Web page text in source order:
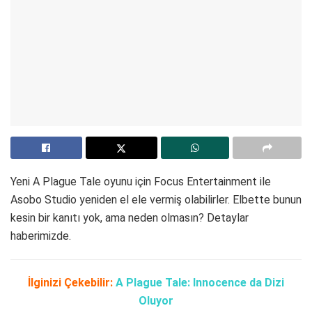
Yeni A Plague Tale oyunu için Focus Entertainment ile
Asobo Studio yeniden el ele vermiş olabilirler. Elbette bunun
kesin bir kanıtı yok, ama neden olmasın? Detaylar
haberimizde.
İlginizi Çekebilir: A Plague Tale: Innocence da Dizi
Oluyor